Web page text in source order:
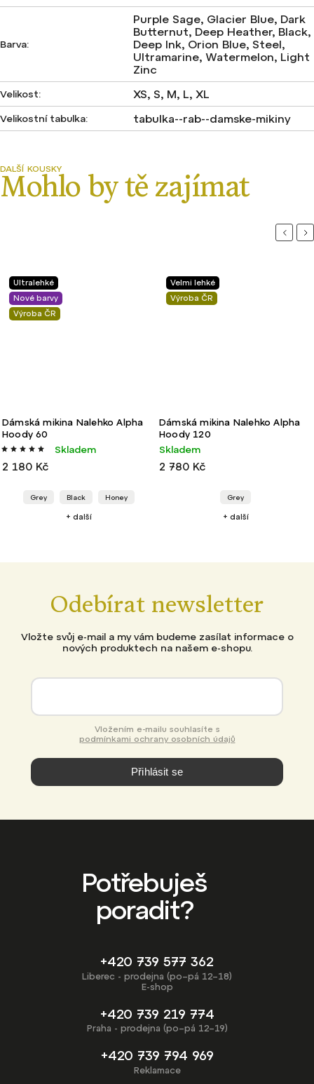
Barva:
Purple Sage, Glacier Blue, Dark
Butternut, Deep Heather, Black,
Deep Ink, Orion Blue, Steel,
Ultramarine, Watermelon, Light
Zinc
Velikost: XS, S, M, L, XL
Velikostní tabulka: tabulka--rab--damske-mikiny
Ultralehké
Nové barvy
Výroba ČR
Dámská mikina Nalehko Alpha
Hoody 60
Skladem
2 180 Kč
Grey Black Honey
+ další
Velmi lehké
Výroba ČR
Dámská mikina Nalehko Alpha
Hoody 120
Skladem
2 780 Kč
Grey
+ další
Odebírat newsletter
Vložte svůj e-mail a my vám budeme zasílat informace o
nových produktech na našem e-shopu.
podmínkami ochrany osobních údajů
Přihlásit se
Potřebuješ
poradit?
+420 739 577 362
Liberec - prodejna (po–pá 12–18)
E-shop
+420 739 219 774
Praha - prodejna (po–pá 12–19)
+420 739 794 969
Reklamace